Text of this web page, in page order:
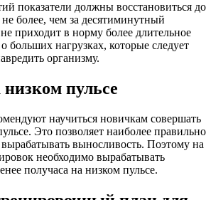
показатели должны восстановиться до
более, чем за десятиминутный
приходит в норму более длительное
больших нагрузках, которые следует
организму.
пульсе
научиться новичкам совершать
Это позволяет наиболее правильно
выносливость. Поэтому на
необходимо вырабатывать
получаса на низком пульсе.